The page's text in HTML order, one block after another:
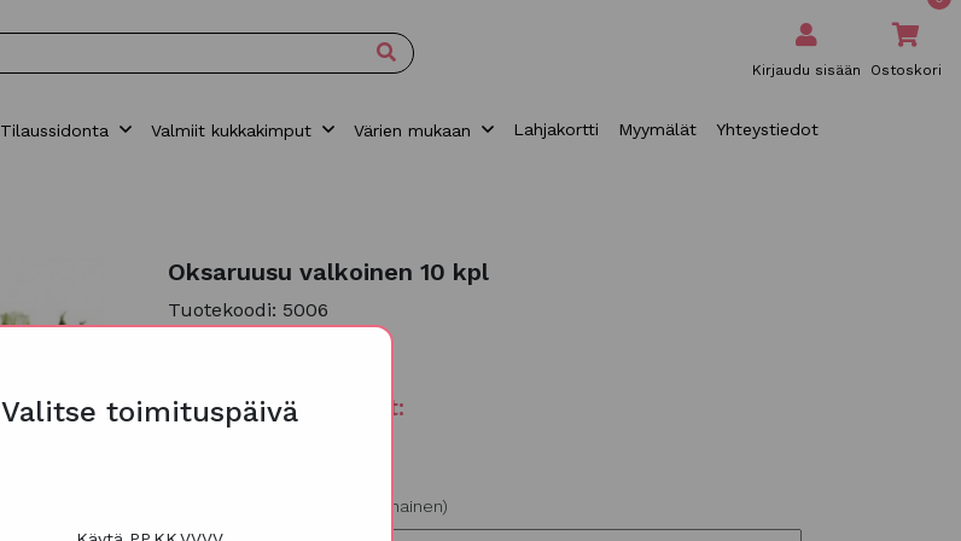
Valitse toimituspäivä
Kirjaudu sisään Ostoskori
Tilaussidonta Valmiit kukkakimput Värien mukaan Lahjakortti Myymälät Yhteystiedot
Oksaruusu valkoinen 10 kpl
Tuotekoodi: 5006
Toimituspäivämäärät:
(valinnainen)